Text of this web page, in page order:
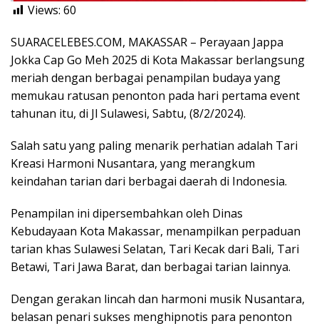
Views: 60
SUARACELEBES.COM, MAKASSAR – Perayaan Jappa
Jokka Cap Go Meh 2025 di Kota Makassar berlangsung
meriah dengan berbagai penampilan budaya yang
memukau ratusan penonton pada hari pertama event
tahunan itu, di Jl Sulawesi, Sabtu, (8/2/2024).
Salah satu yang paling menarik perhatian adalah Tari
Kreasi Harmoni Nusantara, yang merangkum
keindahan tarian dari berbagai daerah di Indonesia.
Penampilan ini dipersembahkan oleh Dinas
Kebudayaan Kota Makassar, menampilkan perpaduan
tarian khas Sulawesi Selatan, Tari Kecak dari Bali, Tari
Betawi, Tari Jawa Barat, dan berbagai tarian lainnya.
Dengan gerakan lincah dan harmoni musik Nusantara,
belasan penari sukses menghipnotis para penonton